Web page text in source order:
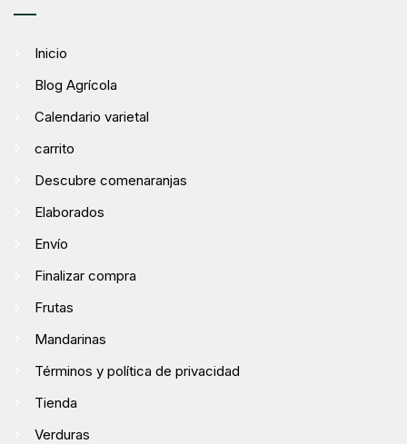
Inicio
Blog Agrícola
Calendario varietal
carrito
Descubre comenaranjas
Elaborados
Envío
Finalizar compra
Frutas
Mandarinas
Términos y política de privacidad
Tienda
Verduras